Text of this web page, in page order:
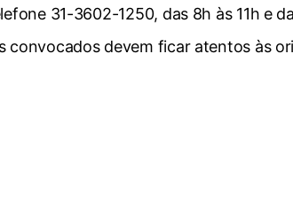
31-3602-1250, das 8h às 11h e
convocados devem ficar atentos às